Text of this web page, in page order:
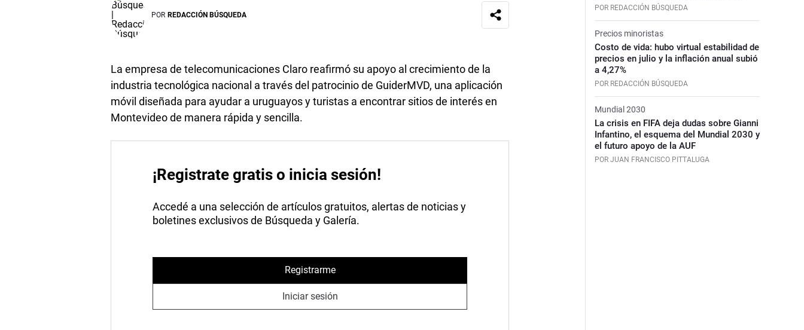
POR REDACCIÓN BÚSQUEDA
La empresa de telecomunicaciones Claro reafirmó su apoyo al crecimiento de la
industria tecnológica nacional a través del patrocinio de GuiderMVD, una aplicación
móvil diseñada para ayudar a uruguayos y turistas a encontrar sitios de interés en
Montevideo de manera rápida y sencilla.
¡Registrate gratis o inicia sesión!
Accedé a una selección de artículos gratuitos, alertas de noticias y
boletines exclusivos de Búsqueda y Galería.
Registrarme
Iniciar sesión
POR REDACCIÓN BÚSQUEDA
Precios minoristas
Costo de vida: hubo virtual estabilidad de
precios en julio y la inflación anual subió
a 4,27%
POR REDACCIÓN BÚSQUEDA
Mundial 2030
La crisis en FIFA deja dudas sobre Gianni
Infantino, el esquema del Mundial 2030 y
el futuro apoyo de la AUF
POR JUAN FRANCISCO PITTALUGA